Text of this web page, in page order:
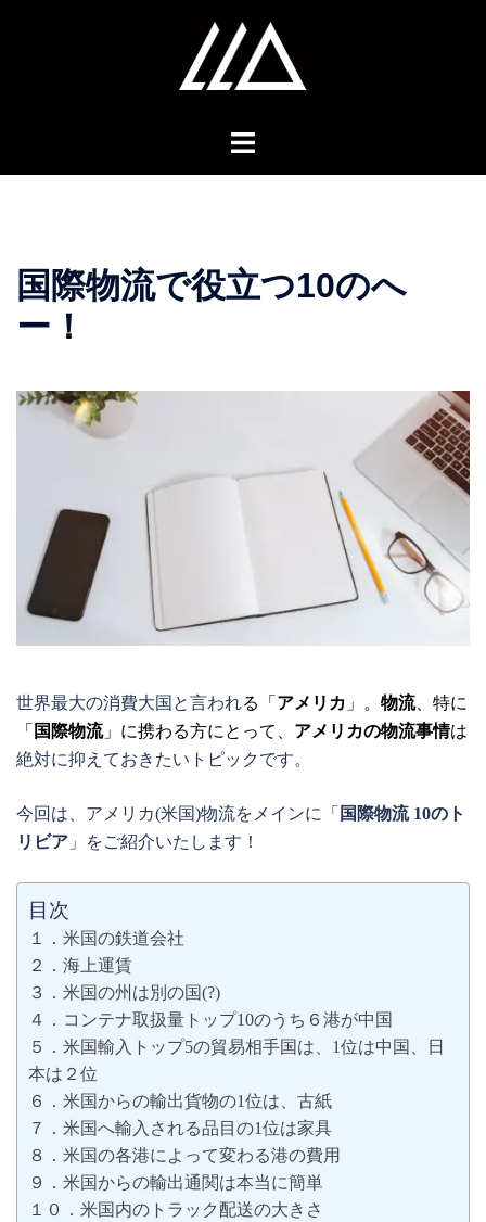
国際物流で役立つ10のへ
ー！
世界最大の消費大国と言われる「 アメリカ 」。 物流、特に
「 国際物流」に携わる方にとって、 アメリカの物流事情は
絶対に抑えておきたいトピックです。
今回は、アメリカ(米国)物流をメインに「 国際物流 10のト
リビア 」をご紹介いたします！
目次
１．米国の鉄道会社
２．海上運賃
３．米国の州は別の国(?)
４．コンテナ取扱量トップ10のうち６港が中国
５．米国輸入トップ5の貿易相手国は、1位は中国、日
本は２位
６．米国からの輸出貨物の1位は、古紙
７．米国へ輸入される品目の1位は家具
８．米国の各港によって変わる港の費用
９．米国からの輸出通関は本当に簡単
１０．米国内のトラック配送の大きさ